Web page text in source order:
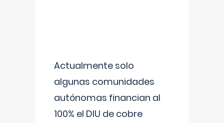
Actualmente solo
algunas comunidades
autónomas financian al
100% el DIU de cobre